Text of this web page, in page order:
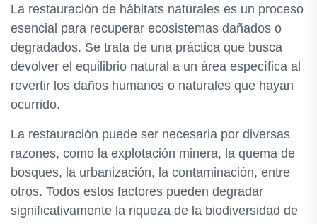
La restauración de hábitats naturales es un proceso
esencial para recuperar ecosistemas dañados o
degradados. Se trata de una práctica que busca
devolver el equilibrio natural a un área específica al
revertir los daños humanos o naturales que hayan
ocurrido.
La restauración puede ser necesaria por diversas
razones, como la explotación minera, la quema de
bosques, la urbanización, la contaminación, entre
otros. Todos estos factores pueden degradar
significativamente la riqueza de la biodiversidad de